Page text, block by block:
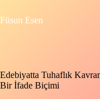
to
content
Füsun Esen
Edebiyatta Tuhaflık
Bir İfade Biçimi